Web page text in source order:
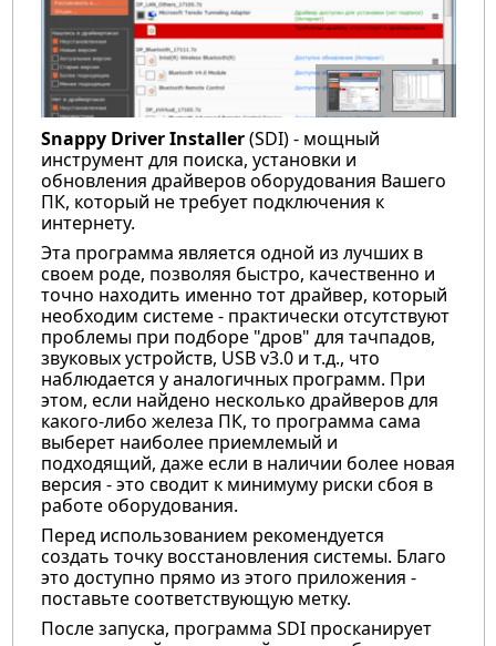
Snappy Driver Installer(SDI) - мощный
инструмент для поиска, установки и
обновления драйверов оборудования Вашего
ПК, который не требует подключения к
интернету.
Эта программа является одной из лучших в
своем роде, позволяя быстро, качественно и
точно находить именно тот драйвер, который
необходим системе - практически отсутствуют
проблемы при подборе "дров" для тачпадов,
звуковых устройств, USB v3.0 и т.д., что
наблюдается у аналогичных программ. При
этом, если найдено несколько драйверов для
какого-либо железа ПК, то программа сама
выберет наиболее приемлемый и
подходящий, даже если в наличии более новая
версия - это сводит к минимуму риски сбоя в
работе оборудования.
Перед использованием рекомендуется
создать точку восстановления системы. Благо
это доступно прямо из этого приложения -
поставьте соответствующую метку.
После запуска, программа SDI просканирует